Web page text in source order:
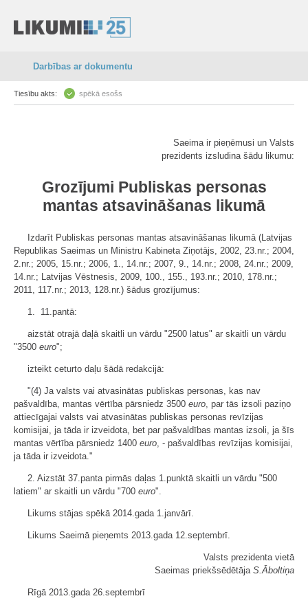
Darbības ar dokumentu
Tiesību akts: spēkā esošs
Saeima ir pieņēmusi un Valsts
prezidents izsludina šādu likumu:
Grozījumi Publiskas personas
mantas atsavināšanas likumā
Izdarīt Publiskas personas mantas atsavināšanas likumā (Latvijas
Republikas Saeimas un Ministru Kabineta Ziņotājs, 2002, 23.nr.; 2004,
2.nr.; 2005, 15.nr.; 2006, 1., 14.nr.; 2007, 9., 14.nr.; 2008, 24.nr.; 2009,
14.nr.; Latvijas Vēstnesis, 2009, 100., 155., 193.nr.; 2010, 178.nr.;
2011, 117.nr.; 2013, 128.nr.) šādus grozījumus:
1. 11.pantā:
aizstāt otrajā daļā skaitli un vārdu "2500 latus" ar skaitli un vārdu
"3500 euro";
izteikt ceturto daļu šādā redakcijā:
"(4) Ja valsts vai atvasinātas publiskas personas, kas nav
pašvaldība, mantas vērtība pārsniedz 3500 euro, par tās izsoli paziņo
attiecīgajai valsts vai atvasinātas publiskas personas revīzijas
komisijai, ja tāda ir izveidota, bet par pašvaldības mantas izsoli, ja šīs
mantas vērtība pārsniedz 1400 euro, - pašvaldības revīzijas komisijai,
ja tāda ir izveidota."
2. Aizstāt 37.panta pirmās daļas 1.punktā skaitli un vārdu "500
latiem" ar skaitli un vārdu "700 euro".
Likums stājas spēkā 2014.gada 1.janvārī.
Likums Saeimā pieņemts 2013.gada 12.septembrī.
Valsts prezidenta vietā
Saeimas priekšsēdētāja S.Āboltiņa
Rīgā 2013.gada 26.septembrī